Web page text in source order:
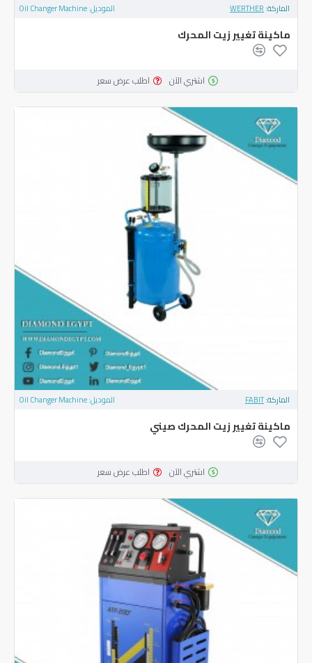
الماركة: WERTHER الموديل:Oil Changer Machine
ماكينة تغيير زيت المحرك
اشتري الآن اطلب عرض سعر
الماركة:FABIT الموديل:Oil Changer Machine
ماكينة تغيير زيت المحرك صيني
اشتري الآن اطلب عرض سعر